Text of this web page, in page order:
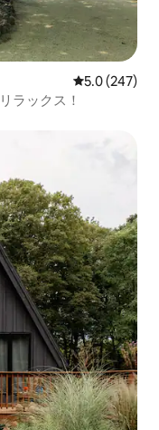
レビュー247
5.0 (247)
ラックス！